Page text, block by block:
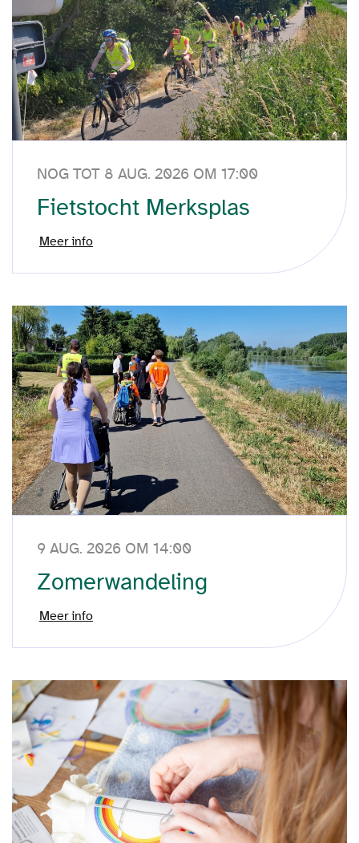
NOG TOT 8 AUG. 2026 OM 17:00
Fietstocht Merksplas
Meer info
9 AUG. 2026 OM 14:00
Zomerwandeling
Meer info